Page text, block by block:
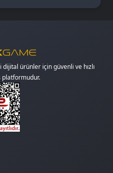
ürünler için güvenli ve hızlı
platformudur.